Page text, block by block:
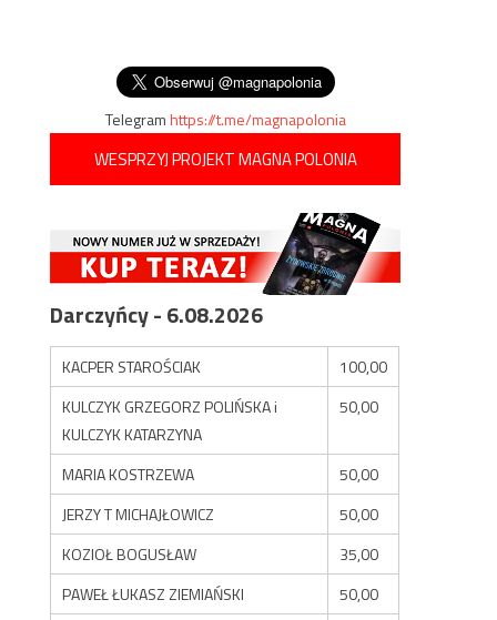
Telegramhttps://t.me/magnapolonia
WESPRZYJ PROJEKT MAGNA POLONIA
Darczyńcy - 6.08.2026
KACPER STAROŚCIAK
100,00
KULCZYK GRZEGORZ POLIŃSKA i
KULCZYK KATARZYNA
50,00
MARIA KOSTRZEWA
50,00
JERZY T MICHAJŁOWICZ
50,00
KOZIOŁ BOGUSŁAW
35,00
PAWEŁ ŁUKASZ ZIEMIAŃSKI
50,00